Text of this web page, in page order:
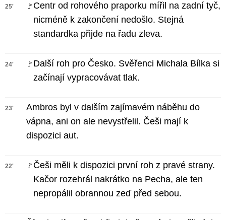
25' 🚩Centr od rohového praporku mířil na zadní tyč,
nicméně k zakončení nedošlo. Stejná
standardka přijde na řadu zleva.
24' 🚩Další roh pro Česko. Svěřenci Michala Bílka si
začínají vypracovávat tlak.
23'
Ambros byl v dalším zajímavém náběhu do
vápna, ani on ale nevystřelil. Češi mají k
dispozici aut.
22' 🚩Češi měli k dispozici první roh z pravé strany.
Kačor rozehrál nakrátko na Pecha, ale ten
nepropálil obrannou zeď před sebou.